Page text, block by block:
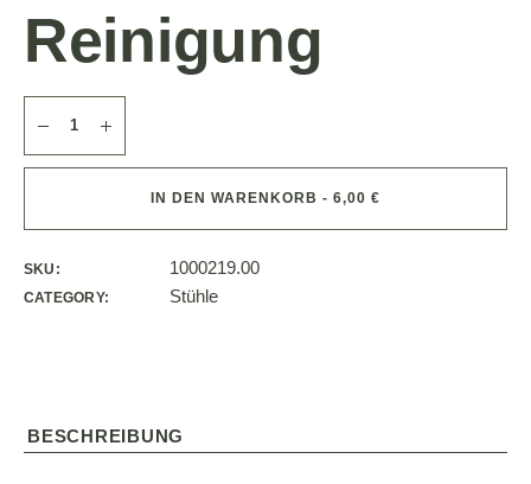
Reinigung
IN DEN WARENKORB - 6,00 €
SKU: 1000219.00
CATEGORY: Stühle
BESCHREIBUNG